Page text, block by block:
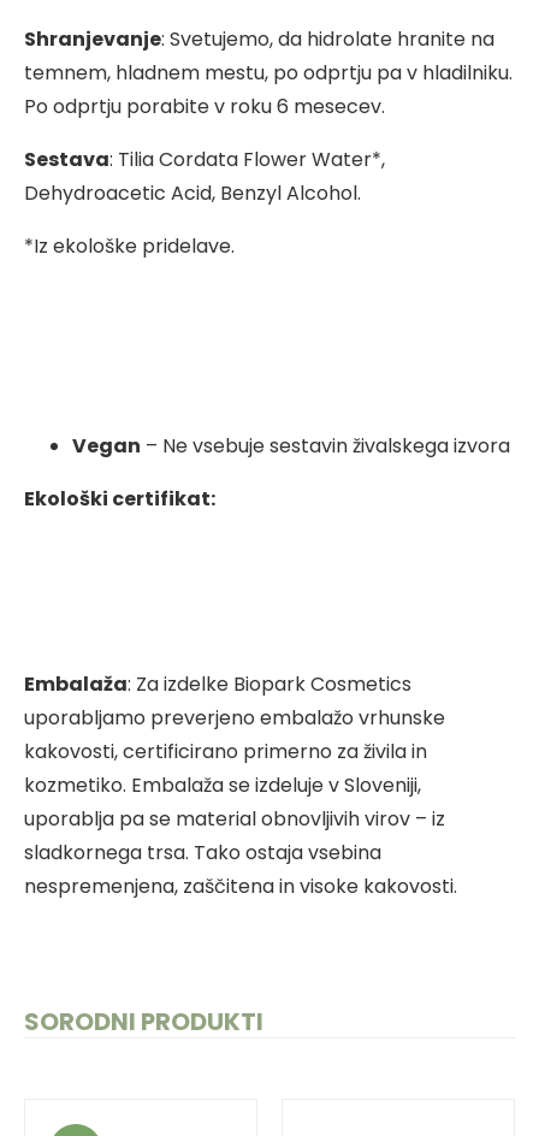
Shranjevanje: Svetujemo, da hidrolate hranite na
temnem, hladnem mestu, po odprtju pa v hladilniku.
Po odprtju porabite v roku 6 mesecev.
Sestava: Tilia Cordata Flower Water*,
Dehydroacetic Acid, Benzyl Alcohol.
*Iz ekološke pridelave.
Vegan – Ne vsebuje sestavin živalskega izvora
Ekološki certifikat:
Embalaža: Za izdelke Biopark Cosmetics
uporabljamo preverjeno embalažo vrhunske
kakovosti, certificirano primerno za živila in
kozmetiko. Embalaža se izdeluje v Sloveniji,
uporablja pa se material obnovljivih virov – iz
sladkornega trsa. Tako ostaja vsebina
nespremenjena, zaščitena in visoke kakovosti.
SORODNI PRODUKTI